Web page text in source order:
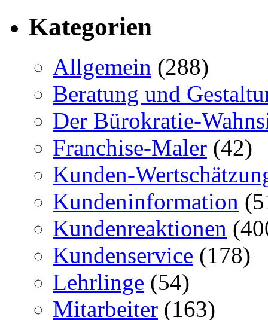
Kategorien
Allgemein (288)
Beratung und
Der Bürokratie-
Franchise-Maler (42)
Kunden-
Kundeninformation
Kundenreaktionen
Kundenservice (178)
Lehrlinge (54)
Mitarbeiter (163)